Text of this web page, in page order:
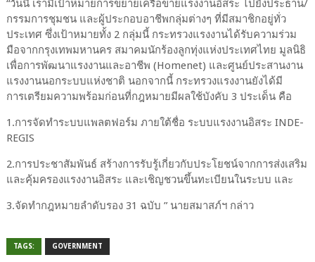
“วันนี้ เรามีเป้าหมายการขยายเครือข่ายแรงงานอิสระ ไปยังประธาน/
กรรมการชุมชน และผู้ประกอบอาชีพกลุ่มต่างๆ ที่มีสมาชิกอยู่ทั่ว
ประเทศ ซึ่งเป้าหมายทั้ง 2 กลุ่มนี้ กระทรวงแรงงานได้รับความร่วม
มือจากกรุงเทพมหานคร สมาคมนักร้องลูกทุ่งแห่งประเทศไทย มูลนิธิ
เพื่อการพัฒนาแรงงานและอาชีพ (Homenet) และศูนย์ประสานงาน
แรงงานนอกระบบแห่งชาติ นอกจากนี้ กระทรวงแรงงานยังได้มี
การเตรียมความพร้อมก่อนที่กฎหมายมีผลใช้บังคับ 3 ประเด็น คือ
1.การจัดทำระบบแพลตฟอร์ม ภายใต้ชื่อ ระบบแรงงานอิสระ INDE-
REGIS
2.การประชาสัมพันธ์ สร้างการรับรู้เกี่ยวกับประโยชน์จากการส่งเสริม
และคุ้มครองแรงงานอิสระ และเชิญชวนขึ้นทะเบียนในระบบ และ
3.จัดทำกฎหมายลำดับรอง 31 ฉบับ ” นายสมาสภ์ฯ กล่าว
TAGS: GOVERNMENT